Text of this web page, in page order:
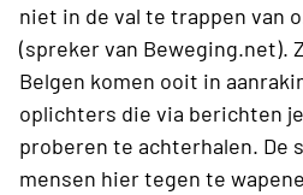
niet in de val te trappen van
(spreker van Beweging.net).
Belgen komen ooit in
oplichters die via berichten
proberen te achterhalen. De
mensen hier tegen te